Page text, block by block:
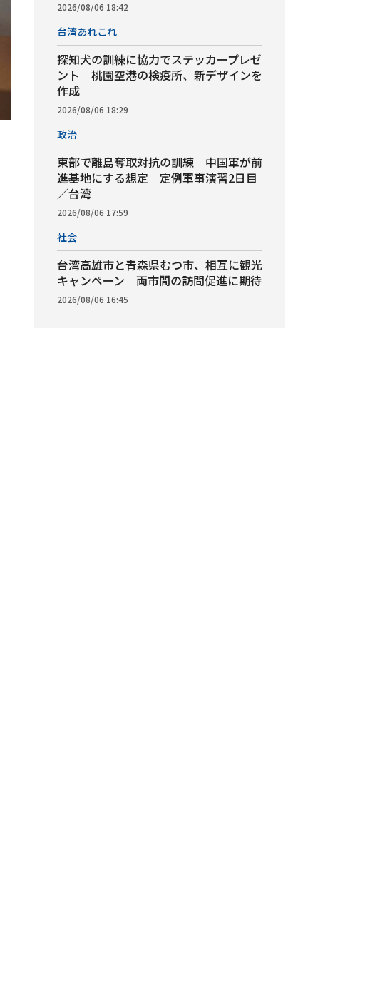
2026/08/06 18:42
台湾あれこれ
探知犬の訓練に協力でステッカープレゼ
ント 桃園空港の検疫所、新デザインを
作成
2026/08/06 18:29
政治
東部で離島奪取対抗の訓練 中国軍が前
進基地にする想定 定例軍事演習2日目
／台湾
2026/08/06 17:59
社会
台湾高雄市と青森県むつ市、相互に観光
キャンペーン 両市間の訪問促進に期待
2026/08/06 16:45